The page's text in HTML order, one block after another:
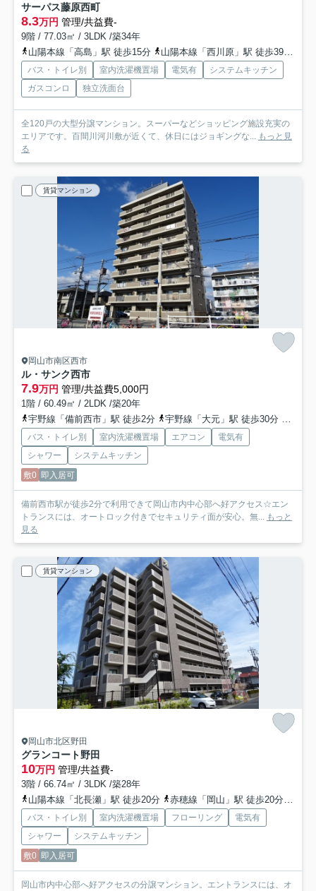
サーパス藤原西町
8.3万円 管理/共益費-
9階 / 77.03㎡ / 3LDK /築34年
山陽本線「高島」駅 徒歩15分
山陽本線「西川原」駅 徒歩39分
バス・トイレ別 室内洗濯機置場 電気有
システムキッチン
ガスコンロ
独立洗面台
全120戸の大型分譲マンション。スーパーなどショッピング施設充実の
エリアです。百間川河川敷が近くて、休日にはジョギングな...
もっと見
る
賃貸マンション
岡山市南区西市
ル・サンク西市
7.9万円 管理/共益費5,000円
1階 / 60.49㎡ / 2LDK /築20年
宇野線「備前西市」駅 徒歩2分
宇野線「大元」駅 徒歩30分
バス・トイレ別 室内洗濯機置場 エアコン
電気有
シャワー
システムキッチン
敷0 即入居可
備前西市駅が徒歩2分で利用できて岡山市内中心部へ好アクセス☆エン
トランスには、オートロック付きでセキュリティ面が安心。無...
もっと
見る
賃貸マンション
岡山市北区野田
グランコート野田
10万円 管理/共益費-
3階 / 66.74㎡ / 3LDK /築28年
山陽本線「北長瀬」駅 徒歩20分
赤穂線「岡山」駅 徒歩20分
バス・トイレ別 室内洗濯機置場 フローリング
電気有
シャワー
システムキッチン
敷0 即入居可
岡山市内中心部へ好アクセスの分譲マンション。エントランスには、オ